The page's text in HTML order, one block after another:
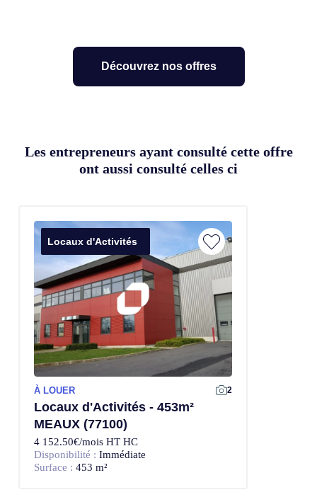
Découvrez nos offres
Les entrepreneurs ayant consulté cette offre
ont aussi consulté celles ci
Locaux d'Activités
À LOUER 2
Locaux d'Activités - 453m²
MEAUX (77100)
4 152.50€/mois HT HC
Disponibilité : Immédiate
Surface : 453 m²